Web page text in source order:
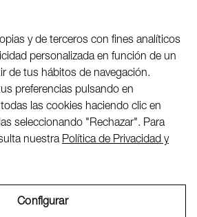
y de terceros con fines analíticos
personalizada en función de un
de tus hábitos de navegación.
preferencias pulsando en
las cookies haciendo clic en
seleccionando "Rechazar". Para
nuestra Política de Privacidad y
Configurar